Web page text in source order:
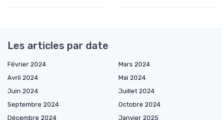
Les articles par date
Février 2024
Mars 2024
Avril 2024
Mai 2024
Juin 2024
Juillet 2024
Septembre 2024
Octobre 2024
Décembre 2024
Janvier 2025